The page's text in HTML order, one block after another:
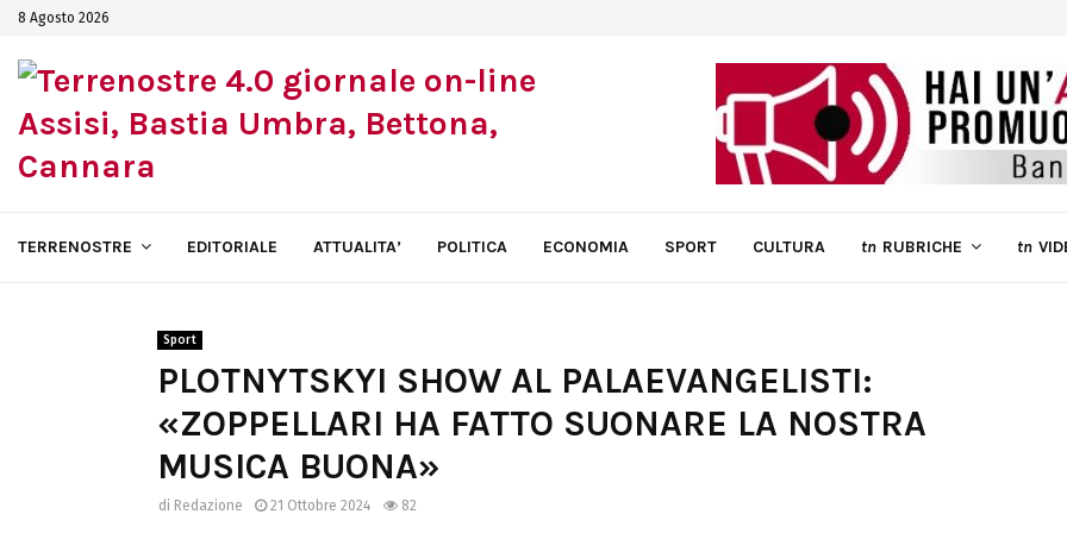
8 Agosto 2026
TERRENOSTRE EDITORIALE ATTUALITA’ POLITICA ECONOMIA SPORT CULTURA tn RUBRICHE tn
Sport
PLOTNYTSKYI SHOW AL PALAEVANGELISTI:
«ZOPPELLARI HA FATTO SUONARE LA NOSTRA
MUSICA BUONA»
di Redazione 21 Ottobre 2024 82